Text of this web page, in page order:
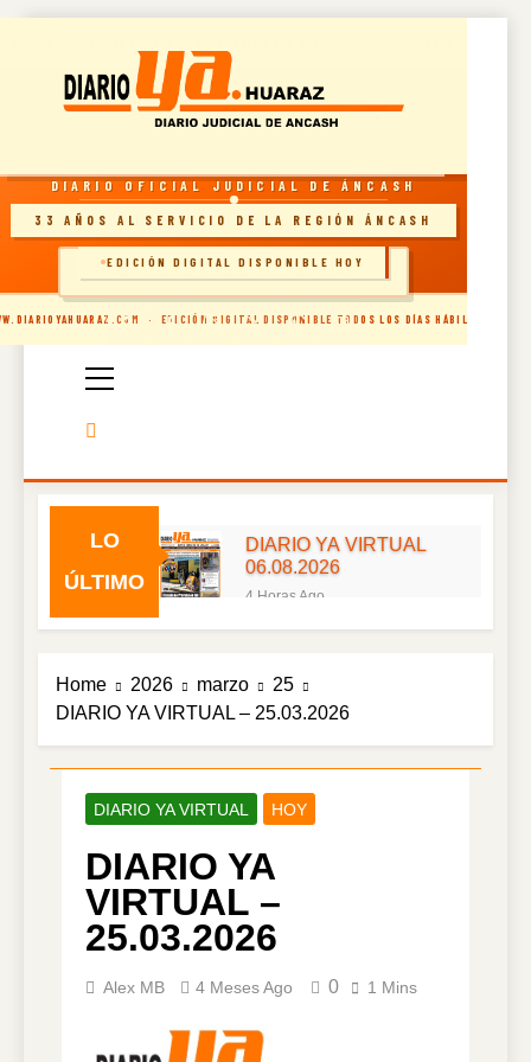
· EDICIÓN DIGITAL DISPONIBLE TODOS LOS DÍAS HÁBILES
RESOLUCIÓN INDECOPI · DIARIO OFICIAL
DIARIO OFICIAL JUDICIAL DE ÁNCASH
33 AÑOS AL SERVICIO DE LA REGIÓN ÁNCASH
🗞️ INGRESAR AL SITIO
EDICIÓN DIGITAL DISPONIBLE HOY
content
Diario Oficial
Judicial De
LO
ÚLTIMO
DIARIO YA VIRTUAL
06.08.2026
4 Horas Ago
1 Día Ago
DIARIO YA VIRTUAL
04.08.2026
03.08.2026
DIARIO YA VIRTUAL
02.08.2026
4 Días Ago
DIARIO YA VIRTUAL
5 Días Ago
31.07.2026
Home 2026 marzo
25
DIARIO YA VIRTUAL – 25.03.2026
DIARIO YA VIRTUAL HOY
DIARIO YA
VIRTUAL –
25.03.2026
Alex MB 4 Meses Ago 0 1 Mins